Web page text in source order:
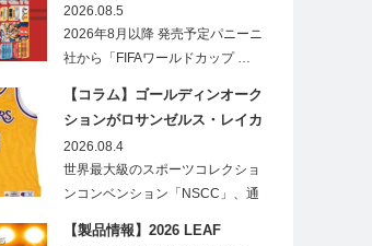
STICKER POSTER
2026.08.5
2026年8月以降 発売予定パニーニ
社から「FIFAワールドカップ …
【コラム】ゴールディンオーク
ションがロサンゼルス・レイカ
ーズのオフィシャルオークショ
ンスポンサーに！
2026.08.4
世界最大級のスポーツコレクショ
ンコンベンション「NSCC」、通
【製品情報】2026 LEAF